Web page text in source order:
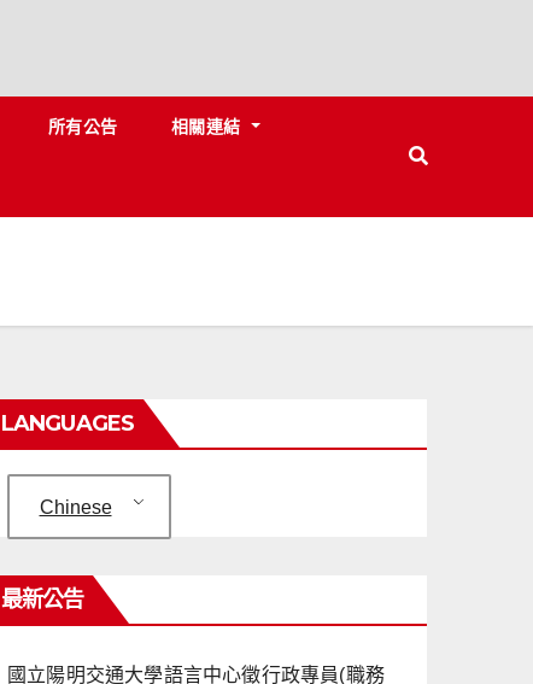
所有公告 相關連結
LANGUAGES
Chinese
最新公告
國立陽明交通大學語言中心徵行政專員(職務